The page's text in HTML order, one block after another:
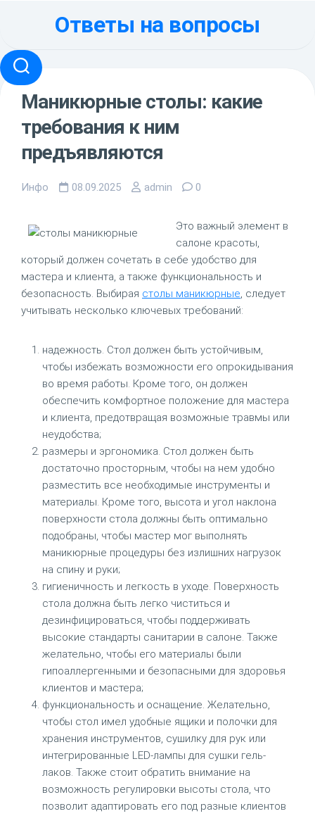
Ответы на вопросы
Маникюрные столы: какие
требования к ним
предъявляются
Инфо 08.09.2025 admin 0
Это важный элемент в
салоне красоты,
который должен сочетать в себе удобство для
мастера и клиента, а также функциональность и
безопасность. Выбирая столы маникюрные, следует
учитывать несколько ключевых требований:
надежность. Стол должен быть устойчивым,
чтобы избежать возможности его опрокидывания
во время работы. Кроме того, он должен
обеспечить комфортное положение для мастера
и клиента, предотвращая возможные травмы или
неудобства;
размеры и эргономика. Стол должен быть
достаточно просторным, чтобы на нем удобно
разместить все необходимые инструменты и
материалы. Кроме того, высота и угол наклона
поверхности стола должны быть оптимально
подобраны, чтобы мастер мог выполнять
маникюрные процедуры без излишних нагрузок
на спину и руки;
гигиеничность и легкость в уходе. Поверхность
стола должна быть легко чиститься и
дезинфицироваться, чтобы поддерживать
высокие стандарты санитарии в салоне. Также
желательно, чтобы его материалы были
гипоаллергенными и безопасными для здоровья
клиентов и мастера;
функциональность и оснащение. Желательно,
чтобы стол имел удобные ящики и полочки для
хранения инструментов, сушилку для рук или
интегрированные LED-лампы для сушки гель-
лаков. Также стоит обратить внимание на
возможность регулировки высоты стола, что
позволит адаптировать его под разные клиентов